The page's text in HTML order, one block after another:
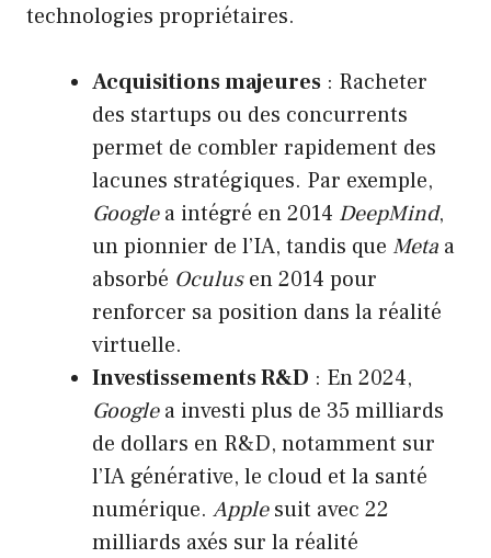
technologies propriétaires.
Acquisitions majeures : Racheter
des startups ou des concurrents
permet de combler rapidement des
lacunes stratégiques. Par exemple,
Googlea intégré en 2014 DeepMind,
un pionnier de l’IA, tandis que Meta a
absorbé Oculusen 2014 pour
renforcer sa position dans la réalité
virtuelle.
Investissements R&D : En 2024,
Googlea investi plus de 35 milliards
de dollars en R&D, notamment sur
l’IA générative, le cloud et la santé
numérique. Applesuit avec 22
milliards axés sur la réalité